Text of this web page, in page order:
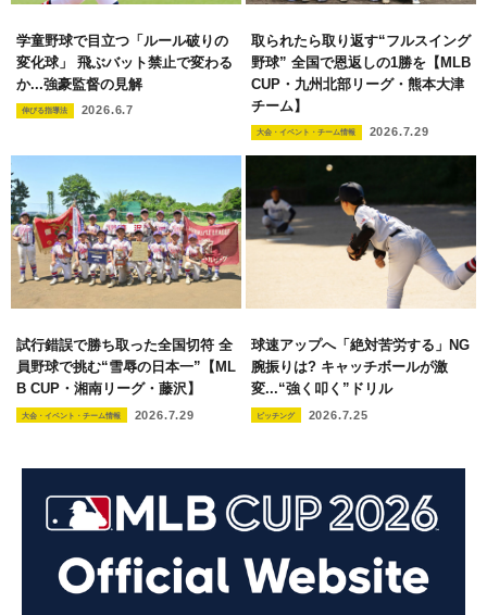
学童野球で目立つ「ルール破りの
変化球」 飛ぶバット禁止で変わる
か...強豪監督の見解
伸びる指導法 2026.6.7
取られたら取り返す“フルスイング
野球” 全国で恩返しの1勝を【MLB
CUP・九州北部リーグ・熊本大津
チーム】
大会・イベント・チーム情報 2026.7.29
試行錯誤で勝ち取った全国切符 全
員野球で挑む“雪辱の日本一”【ML
B CUP・湘南リーグ・藤沢】
大会・イベント・チーム情報 2026.7.29
球速アップへ「絶対苦労する」NG
腕振りは? キャッチボールが激
変...“強く叩く”ドリル
ピッチング 2026.7.25